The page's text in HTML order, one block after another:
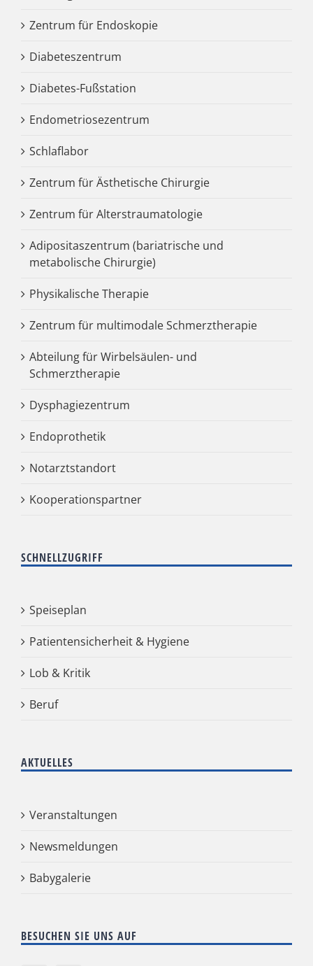
Zentrum für Endoskopie
Diabeteszentrum
Diabetes-Fußstation
Endometriosezentrum
Schlaflabor
Zentrum für Ästhetische Chirurgie
Zentrum für Alterstraumatologie
Adipositaszentrum (bariatrische und
metabolische Chirurgie)
Physikalische Therapie
Zentrum für multimodale Schmerztherapie
Abteilung für Wirbelsäulen- und
Schmerztherapie
Dysphagiezentrum
Endoprothetik
Notarztstandort
Kooperationspartner
SCHNELLZUGRIFF
Speiseplan
Patientensicherheit & Hygiene
Lob & Kritik
Beruf
AKTUELLES
Veranstaltungen
Newsmeldungen
Babygalerie
BESUCHEN SIE UNS AUF